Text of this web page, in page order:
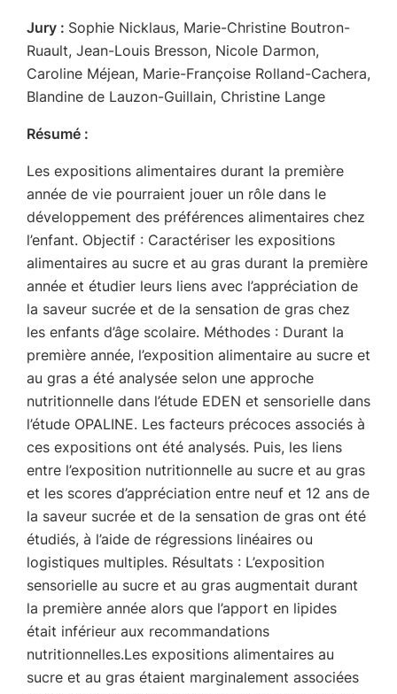
Jury : Sophie Nicklaus, Marie-Christine Boutron-
Ruault, Jean-Louis Bresson, Nicole Darmon,
Caroline Méjean, Marie-Françoise Rolland-Cachera,
Blandine de Lauzon-Guillain, Christine Lange
Résumé :
Les expositions alimentaires durant la première
année de vie pourraient jouer un rôle dans le
développement des préférences alimentaires chez
l’enfant. Objectif : Caractériser les expositions
alimentaires au sucre et au gras durant la première
année et étudier leurs liens avec l’appréciation de
la saveur sucrée et de la sensation de gras chez
les enfants d’âge scolaire. Méthodes : Durant la
première année, l’exposition alimentaire au sucre et
au gras a été analysée selon une approche
nutritionnelle dans l’étude EDEN et sensorielle dans
l’étude OPALINE. Les facteurs précoces associés à
ces expositions ont été analysés. Puis, les liens
entre l’exposition nutritionnelle au sucre et au gras
et les scores d’appréciation entre neuf et 12 ans de
la saveur sucrée et de la sensation de gras ont été
étudiés, à l’aide de régressions linéaires ou
logistiques multiples. Résultats : L’exposition
sensorielle au sucre et au gras augmentait durant
la première année alors que l’apport en lipides
était inférieur aux recommandations
nutritionnelles.Les expositions alimentaires au
sucre et au gras étaient marginalement associées